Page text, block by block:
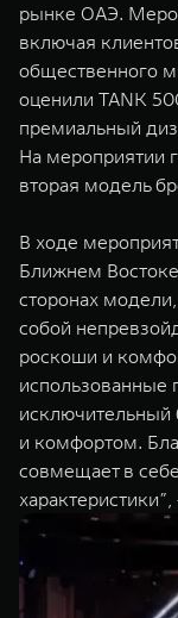
WEY 07
Расширяя границы
от 6 149 000 ₽
WEY 80
Масштаб
от 6 449 000 ₽
рынке ОАЭ.
включая
общественного
оценили TANK
премиальный
На мероприятии
вторая модель
В ходе
Ближнем
сторонах
собой
роскоши и
использованные
исключительный
и комфортом.
совмещает в